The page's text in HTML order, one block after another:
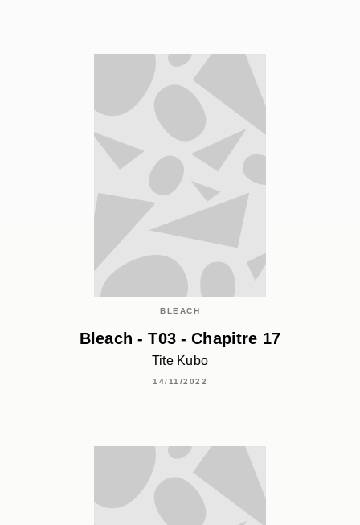
BLEACH
Bleach - T03 - Chapitre 17
Tite Kubo
14/11/2022